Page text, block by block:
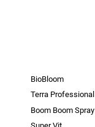
BioBloom
Terra Professional
Boom Boom Spray